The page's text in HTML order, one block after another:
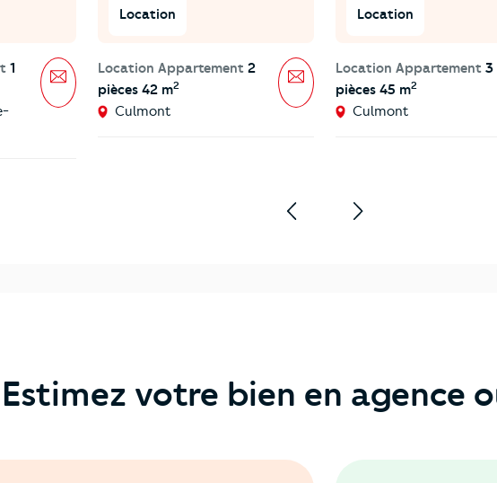
1
Message
Location
Location Appartement 2
pièces 42 m2
Culmont
Message
Location
Location Appartement 3
pièces 45 m2
Culmont
Estimez votre bien en agence